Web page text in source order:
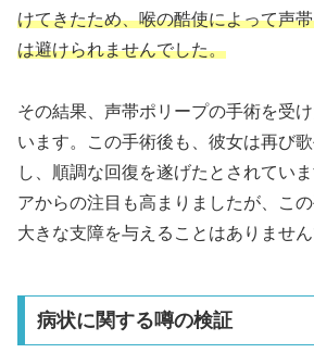
けてきたため、喉の酷使によって声
は避けられませんでした。
その結果、声帯ポリープの手術を受
います。この手術後も、彼女は再び
し、順調な回復を遂げたとされてい
アからの注目も高まりましたが、こ
大きな支障を与えることはありません
病状に関する噂の検証